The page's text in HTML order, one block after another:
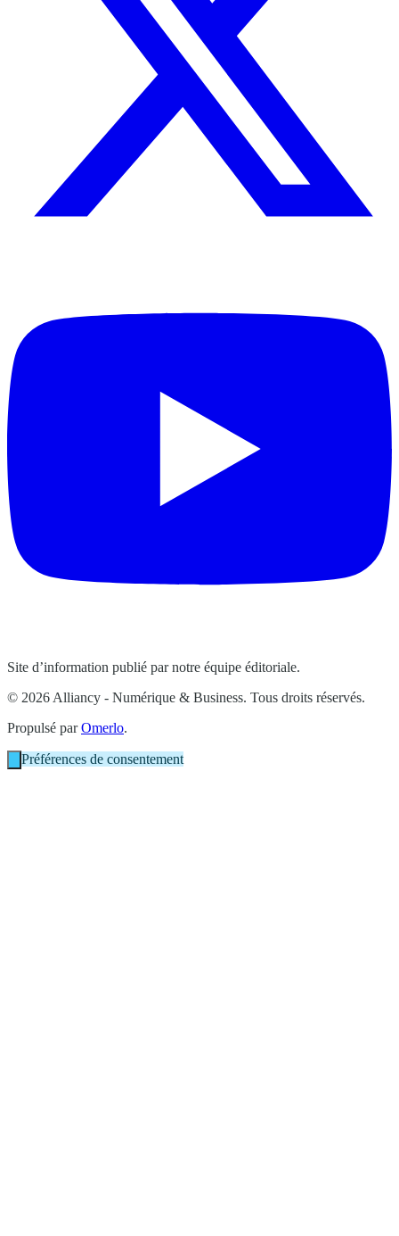
Site d’information publié par notre équipe éditoriale.
© 2026 Alliancy - Numérique & Business. Tous droits réservés.
Propulsé parOmerlo.
Préférences de consentement